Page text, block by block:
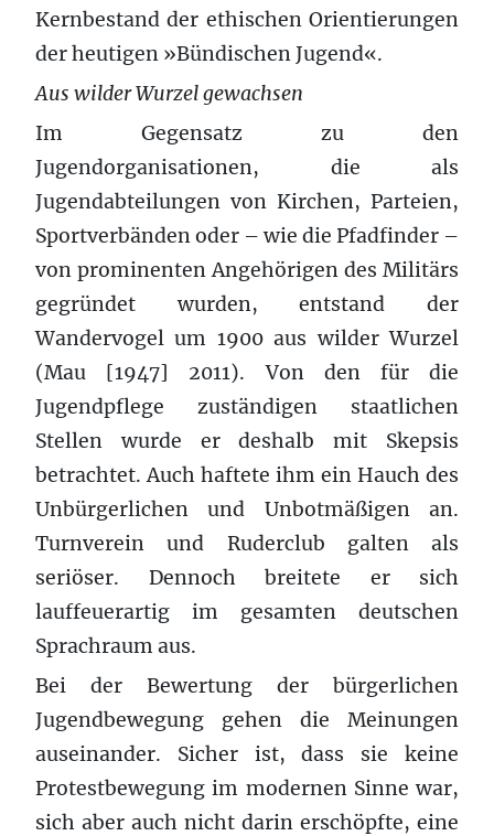
Kernbestand der ethischen Orientierungen
der heutigen »Bündischen Jugend«.
Aus wilder Wurzel gewachsen
Im Gegensatz zu den
Jugendorganisationen, die als
Jugendabteilungen von Kirchen, Parteien,
Sportverbänden oder – wie die Pfadfinder –
von prominenten Angehörigen des Militärs
gegründet wurden, entstand der
Wandervogel um 1900 aus wilder Wurzel
(Mau [1947] 2011). Von den für die
Jugendpflege zuständigen staatlichen
Stellen wurde er deshalb mit Skepsis
betrachtet. Auch haftete ihm ein Hauch des
Unbürgerlichen und Unbotmäßigen an.
Turnverein und Ruderclub galten als
seriöser. Dennoch breitete er sich
lauffeuerartig im gesamten deutschen
Sprachraum aus.
Bei der Bewertung der bürgerlichen
Jugendbewegung gehen die Meinungen
auseinander. Sicher ist, dass sie keine
Protestbewegung im modernen Sinne war,
sich aber auch nicht darin erschöpfte, eine